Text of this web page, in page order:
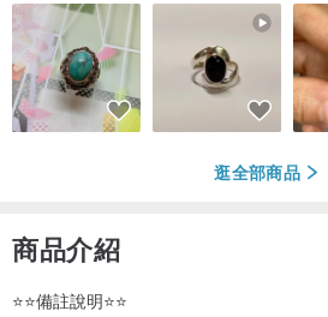
逛全部商品
商品介紹
⭐️⭐️備註說明⭐️⭐️